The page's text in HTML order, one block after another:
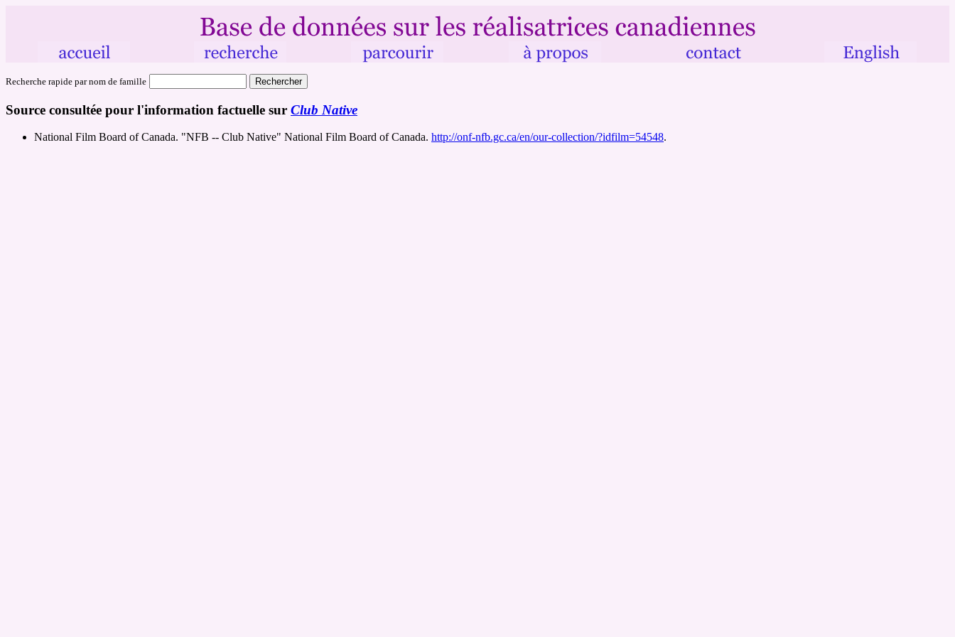
Recherche rapide par nom de famille
Source consultée pour l'information factuelle sur Club Native
National Film Board of Canada. "NFB -- Club Native" National Film Board of Canada. http://onf-nfb.gc.ca/en/our-collection/?idfilm=54548.